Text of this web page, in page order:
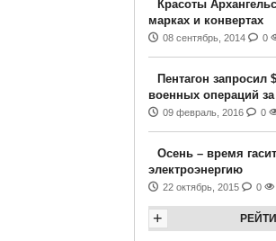
Красоты
марках и конвертах
08 сентябрь, 2014 0
Пентагон запросил
военных операций
09 февраль, 2016 0
Осень – время
электроэнергию
22 октябрь, 2015 0
+